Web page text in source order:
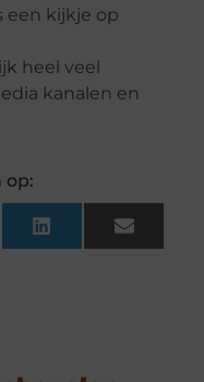
een kijkje op
heel veel
kanalen en
op:
LinkedInEmail